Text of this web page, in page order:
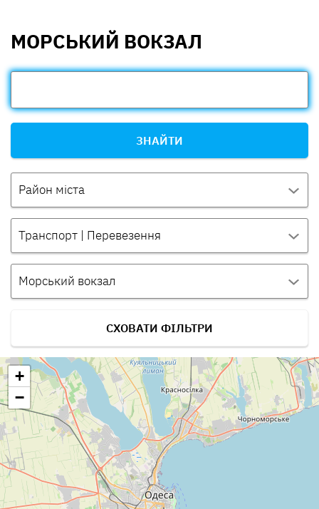
МОРСЬКИЙ ВОКЗАЛ
ЗНАЙТИ
Район міста
Транспорт | Перевезення
Морський вокзал
СХОВАТИ ФІЛЬТРИ
+
−